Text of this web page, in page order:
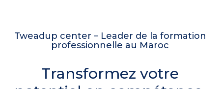
Tweadup center – Leader de la formation
professionnelle au Maroc
Transformez votre